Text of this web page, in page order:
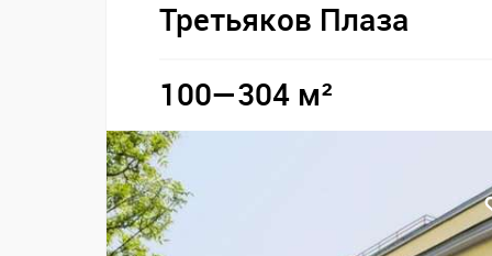
Третьяков Плаза
100—304 м²